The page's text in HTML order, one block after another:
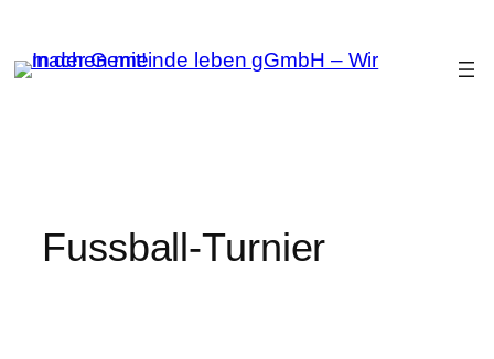
Inhalt
springen
Fussball-Turnier